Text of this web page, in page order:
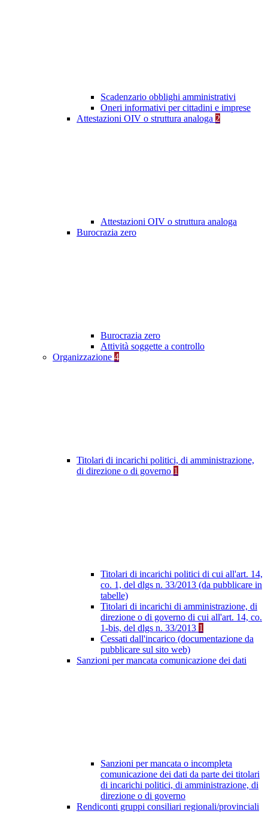
Scadenzario obblighi amministrativi
Oneri informativi per cittadini e imprese
Attestazioni OIV o struttura analoga 2
Attestazioni OIV o struttura analoga
Burocrazia zero
Burocrazia zero
Attività soggette a controllo
Organizzazione 4
Titolari di incarichi politici, di amministrazione,
di direzione o di governo 1
Titolari di incarichi politici di cui all'art. 14,
co. 1, del dlgs n. 33/2013 (da pubblicare in
tabelle)
Titolari di incarichi di amministrazione, di
direzione o di governo di cui all'art. 14, co.
1-bis, del dlgs n. 33/2013 1
Cessati dall'incarico (documentazione da
pubblicare sul sito web)
Sanzioni per mancata comunicazione dei dati
Sanzioni per mancata o incompleta
comunicazione dei dati da parte dei titolari
di incarichi politici, di amministrazione, di
direzione o di governo
Rendiconti gruppi consiliari regionali/provinciali